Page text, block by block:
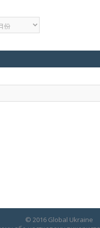
© 2016 Global Ukraine